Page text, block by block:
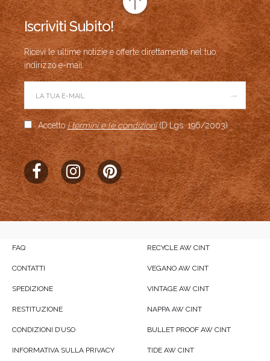
Iscriviti Subito!
Ricevi le ultime notizie e offerte direttamente nel tuo
indirizzo e-mail.
→
Accetto i termini e le condizioni(D.Lgs. 196/2003)
FAQ
CONTATTI
SPEDIZIONE
RESTITUZIONE
CONDIZIONI D’USO
INFORMATIVA SULLA PRIVACY
RECYCLE AW CINT
VEGANO AW CINT
VINTAGE AW CINT
NAPPA AW CINT
BULLET PROOF AW CINT
TIDE AW CINT